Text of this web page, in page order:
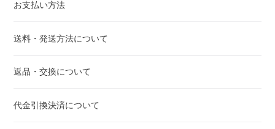
お支払い方法
送料・発送方法について
返品・交換について
代金引換決済について